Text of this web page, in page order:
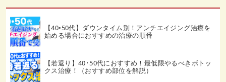
【40•50代】ダウンタイム別！アンチエイジング治療を
始める場合におすすめの治療の順番
【若返り】40･50代におすすめ！最低限やるべきボトッ
クス治療！（おすすめ部位を解説）